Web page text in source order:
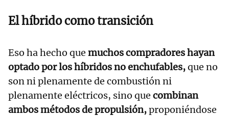
El híbrido como transición
Eso ha hecho que muchos compradores hayan
optado por los híbridos no enchufables,que no
son ni plenamente de combustión ni
plenamente eléctricos, sino que combinan
ambos métodos de propulsión,proponiéndose